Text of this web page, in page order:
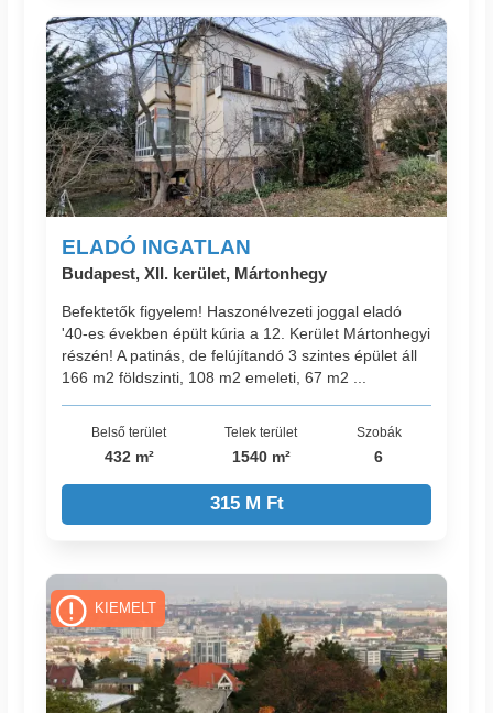
ELADÓ INGATLAN
Budapest, XII. kerület, Mártonhegy
Befektetők figyelem! Haszonélvezeti joggal eladó
'40-es években épült kúria a 12. Kerület Mártonhegyi
részén! A patinás, de felújítandó 3 szintes épület áll
166 m2 földszinti, 108 m2 emeleti, 67 m2 ...
Belső terület
432 m²
Telek terület
1540 m²
Szobák
6
315 M Ft
KIEMELT